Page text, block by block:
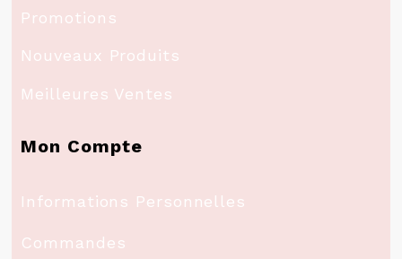
Promotions
Nouveaux Produits
Meilleures Ventes
Mon Compte
Informations Personnelles
Commandes